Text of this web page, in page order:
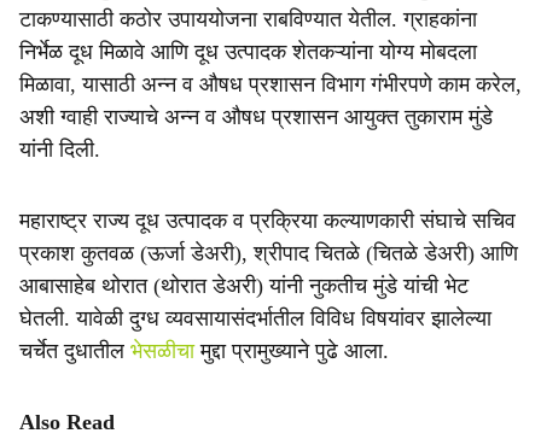
r
e
टाकण्यासाठी कठोर उपाययोजना राबविण्यात येतील. ग्राहकांना
निर्भेळ दूध मिळावे आणि दूध उत्पादक शेतकऱ्यांना योग्य मोबदला
मिळावा, यासाठी अन्न व औषध प्रशासन विभाग गंभीरपणे काम करेल,
अशी ग्वाही राज्याचे अन्न व औषध प्रशासन आयुक्त तुकाराम मुंडे
यांनी दिली.
महाराष्ट्र राज्य दूध उत्पादक व प्रक्रिया कल्याणकारी संघाचे सचिव
प्रकाश कुतवळ (ऊर्जा डेअरी), श्रीपाद चितळे (चितळे डेअरी) आणि
आबासाहेब थोरात (थोरात डेअरी) यांनी नुकतीच मुंडे यांची भेट
घेतली. यावेळी दुग्ध व्यवसायासंदर्भातील विविध विषयांवर झालेल्या
चर्चेत दुधातील भेसळीचामुद्दा प्रामुख्याने पुढे आला.
Also Read